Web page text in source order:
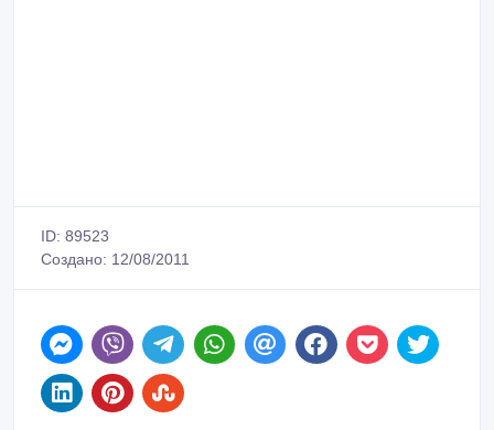
ID: 89523
Создано: 12/08/2011